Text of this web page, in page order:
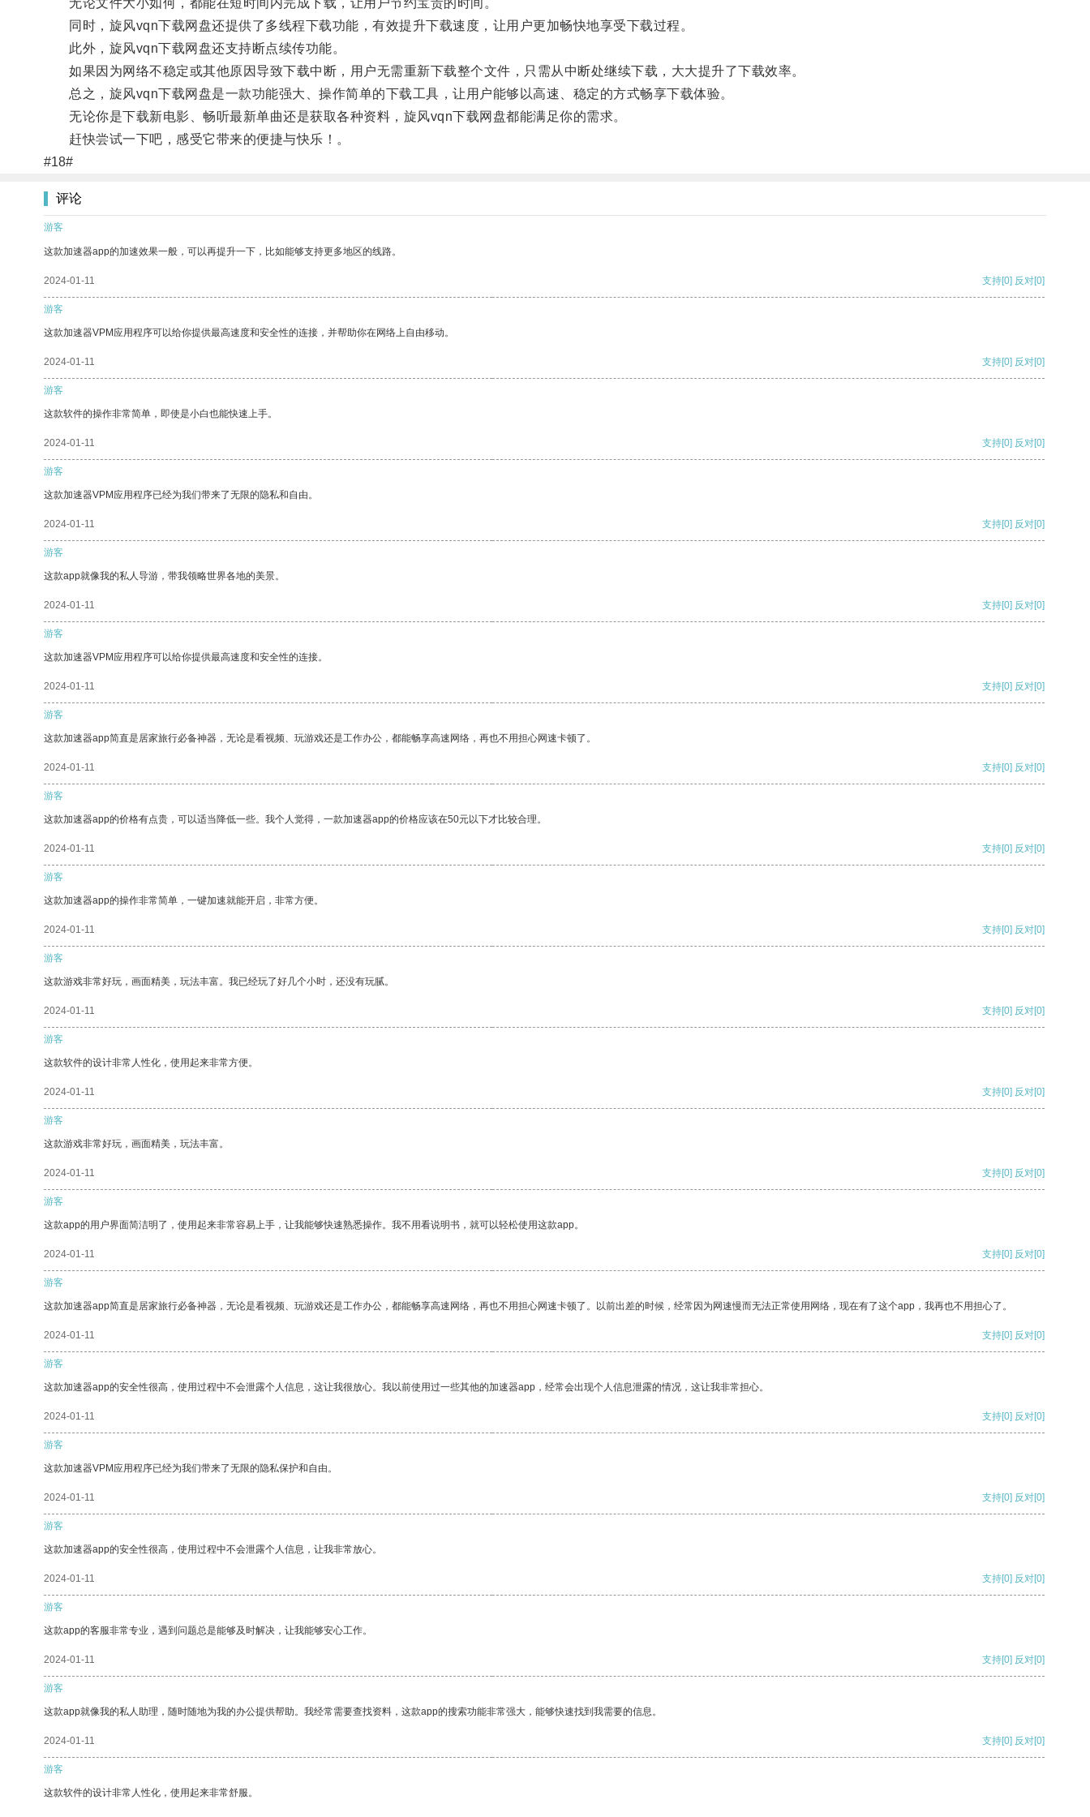
无论文件大小如何，都能在短时间内完成下载，让用户节约宝贵的时间。
同时，旋风vqn下载网盘还提供了多线程下载功能，有效提升下载速度，让用户更加畅快地享受下载过程。
此外，旋风vqn下载网盘还支持断点续传功能。
如果因为网络不稳定或其他原因导致下载中断，用户无需重新下载整个文件，只需从中断处继续下载，大大提升了下载效率。
总之，旋风vqn下载网盘是一款功能强大、操作简单的下载工具，让用户能够以高速、稳定的方式畅享下载体验。
无论你是下载新电影、畅听最新单曲还是获取各种资料，旋风vqn下载网盘都能满足你的需求。
赶快尝试一下吧，感受它带来的便捷与快乐！。
#18#
评论
游客
这款加速器app的加速效果一般，可以再提升一下，比如能够支持更多地区的线路。
2024-01-11 支持[0] 反对[0]
游客
这款加速器VPM应用程序可以给你提供最高速度和安全性的连接，并帮助你在网络上自由移动。
2024-01-11 支持[0] 反对[0]
游客
这款软件的操作非常简单，即使是小白也能快速上手。
2024-01-11 支持[0] 反对[0]
游客
这款加速器VPM应用程序已经为我们带来了无限的隐私和自由。
2024-01-11 支持[0] 反对[0]
游客
这款app就像我的私人导游，带我领略世界各地的美景。
2024-01-11 支持[0] 反对[0]
游客
这款加速器VPM应用程序可以给你提供最高速度和安全性的连接。
2024-01-11 支持[0] 反对[0]
游客
这款加速器app简直是居家旅行必备神器，无论是看视频、玩游戏还是工作办公，都能畅享高速网络，再也不用担心网速卡顿了。
2024-01-11 支持[0] 反对[0]
游客
这款加速器app的价格有点贵，可以适当降低一些。我个人觉得，一款加速器app的价格应该在50元以下才比较合理。
2024-01-11 支持[0] 反对[0]
游客
这款加速器app的操作非常简单，一键加速就能开启，非常方便。
2024-01-11 支持[0] 反对[0]
游客
这款游戏非常好玩，画面精美，玩法丰富。我已经玩了好几个小时，还没有玩腻。
2024-01-11 支持[0] 反对[0]
游客
这款软件的设计非常人性化，使用起来非常方便。
2024-01-11 支持[0] 反对[0]
游客
这款游戏非常好玩，画面精美，玩法丰富。
2024-01-11 支持[0] 反对[0]
游客
这款app的用户界面简洁明了，使用起来非常容易上手，让我能够快速熟悉操作。我不用看说明书，就可以轻松使用这款app。
2024-01-11 支持[0] 反对[0]
游客
这款加速器app简直是居家旅行必备神器，无论是看视频、玩游戏还是工作办公，都能畅享高速网络，再也不用担心网速卡顿了。以前出差的时候，经常因为网速慢而无法正常使用网络，现在有了这个app，我再也不用担心了。
2024-01-11 支持[0] 反对[0]
游客
这款加速器app的安全性很高，使用过程中不会泄露个人信息，这让我很放心。我以前使用过一些其他的加速器app，经常会出现个人信息泄露的情况，这让我非常担心。
2024-01-11 支持[0] 反对[0]
游客
这款加速器VPM应用程序已经为我们带来了无限的隐私保护和自由。
2024-01-11 支持[0] 反对[0]
游客
这款加速器app的安全性很高，使用过程中不会泄露个人信息，让我非常放心。
2024-01-11 支持[0] 反对[0]
游客
这款app的客服非常专业，遇到问题总是能够及时解决，让我能够安心工作。
2024-01-11 支持[0] 反对[0]
游客
这款app就像我的私人助理，随时随地为我的办公提供帮助。我经常需要查找资料，这款app的搜索功能非常强大，能够快速找到我需要的信息。
2024-01-11 支持[0] 反对[0]
游客
这款软件的设计非常人性化，使用起来非常舒服。